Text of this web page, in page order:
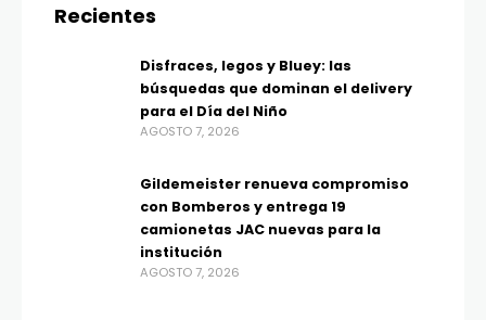
Recientes
Disfraces, legos y Bluey: las
búsquedas que dominan el delivery
para el Día del Niño
AGOSTO 7, 2026
Gildemeister renueva compromiso
con Bomberos y entrega 19
camionetas JAC nuevas para la
institución
AGOSTO 7, 2026